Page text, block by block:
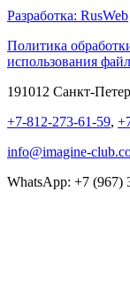
Разработка: RusWeb
Политика
использования
191012 Санкт-
+7-812-273-61-59,
info@imagine-
WhatsApp: +7 (967)